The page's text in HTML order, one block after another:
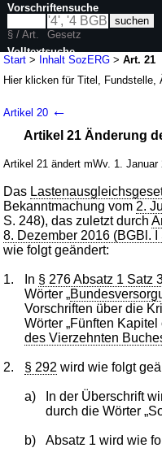
Start > Inhalt SozERG >Art. 21
Hier klicken fürTitel, Fundstelle,
G. v. 12.12.2019BGBl. I S. 2652
Geltung ab 01.01.2024,
wird in 29 Vorschriften zitiert
Artikel 20 ←
Artikel 21 Änderung
Artikel 21 ändert mWv. 1. Januar
Das
Bekanntmachung vom 2.
S. 248), das zuletzt durch
8. Dezember 2016 (BGBl. I
wie folgt geändert:
1. In § 276 Absatz 1 Satz
Wörter „
Vorschriften über die
Wörter „Fünften Kapitel
des Vierzehnten
2. § 292 wird wie folgt
a)
In der Überschrift
durch die Wörter
b) Absatz 1 wird wie
Vorschriftensuche
§ / Art.
Gesetz
Volltextsuche
nur in SozERG